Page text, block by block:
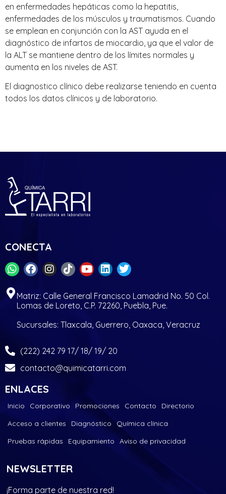
en enfermedades hepáticas como la hepatitis,
enfermedades de los músculos y traumatismos. Cuando
se emplean en conjunción con la AST ayuda en el
diagnóstico de infartos de miocardio, ya que el valor de
la ALT se mantiene dentro de los límites normales y
aumenta en los niveles de AST.
El diagnostico clínico debe realizarse teniendo en cuenta
todos los datos clínicos y de laboratorio.
CONECTA
Matriz: Calle General Francisco Lamadrid No. 50 Col.
Lomas de Loreto, C.P. 72260, Puebla, Pue.
Sucursales: Tlaxcala, Guerrero, Oaxaca, Veracruz
(222) 242 79 17/ 18/ 19/ 20
contacto@quimicatarri.com
ENLACES
Inicio Corporativo Promociones Contacto
Directorio
Acceso a clientes
Diagnóstico
Química clínica
Pruebas rápidas
Equipamiento Aviso de privacidad
NEWSLETTER
¡Forma parte de nuestra red!